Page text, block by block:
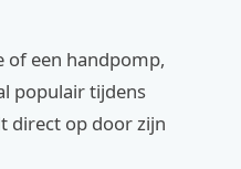
of een handpomp,
populair tijdens
direct op door zijn